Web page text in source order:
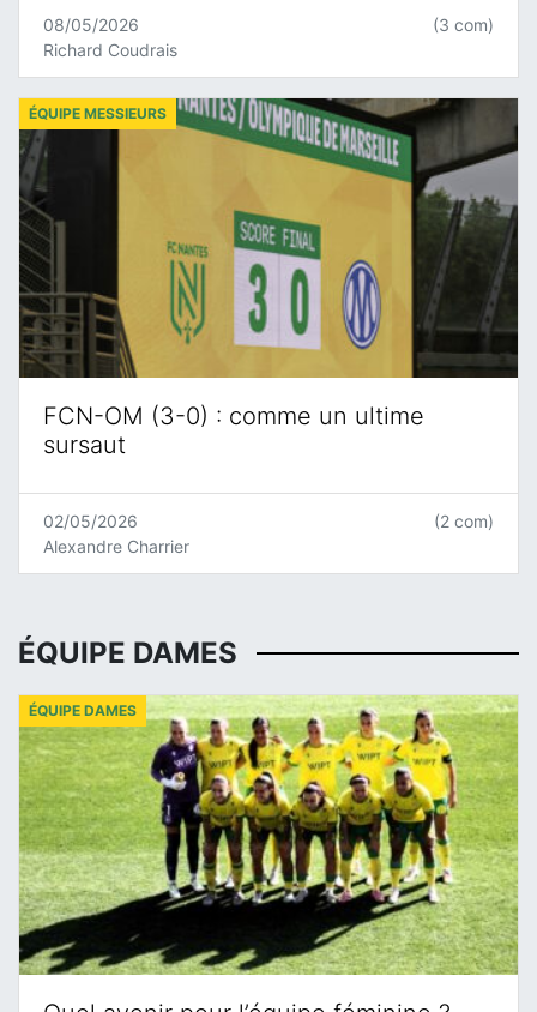
08/05/2026
Richard Coudrais
(3 com)
FCN-OM (3-0) : comme un ultime
sursaut
ÉQUIPE MESSIEURS
02/05/2026
Alexandre Charrier
(2 com)
ÉQUIPE DAMES
ÉQUIPE DAMES